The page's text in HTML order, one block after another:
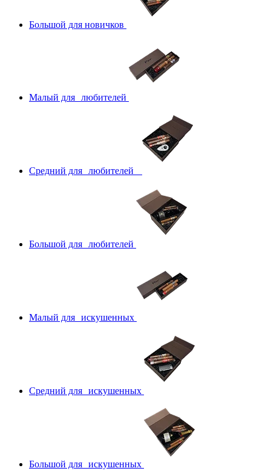
Большой для новичков
Малый для любителей
Средний для любителей
Большой для любителей
Малый для искушенных
Средний для искушенных
Большой для искушенных